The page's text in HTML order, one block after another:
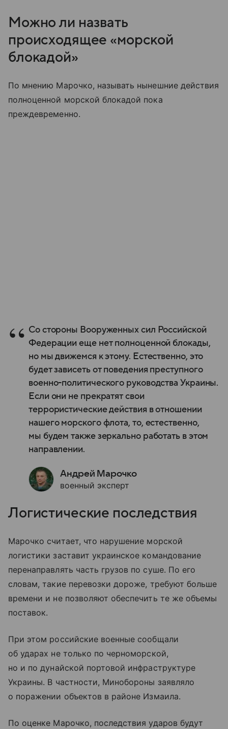
Можно ли назвать
происходящее «морской
блокадой»
По мнению Марочко, называть нынешние действия
полноценной морской блокадой пока
преждевременно.
Со стороны Вооруженных сил Российской
Федерации еще нет полноценной блокады,
но мы движемся к этому. Естественно, это
будет зависеть от поведения преступного
военно-политического руководства Украины.
Если они не прекратят свои
террористические действия в отношении
нашего морского флота, то, естественно,
мы будем также зеркально работать в этом
направлении.
Андрей Марочко
военный эксперт
Логистические последствия
Марочко считает, что нарушение морской
логистики заставит украинское командование
перенаправлять часть грузов по суше. По его
словам, такие перевозки дороже, требуют больше
времени и не позволяют обеспечить те же объемы
поставок.
При этом российские военные сообщали
об ударах не только по черноморской,
но и по дунайской портовой инфраструктуре
Украины. В частности, Минобороны заявляло
о поражении объектов в районе Измаила.
По оценке Марочко, последствия ударов будут